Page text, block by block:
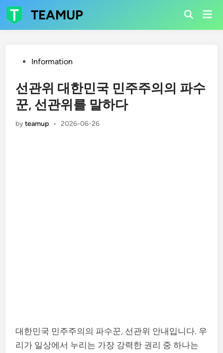
Skip
to
content
TEAMUP
Open
PostedInformation
선관위 대한민국 민주주의의 파수
꾼, 선관위를 말하다
byteamup • 2026-06-26
대한민국 민주주의의 파수꾼, 선관위 안내입니다. 우
리가 일상에서 누리는 가장 강력한 권리 중 하나는